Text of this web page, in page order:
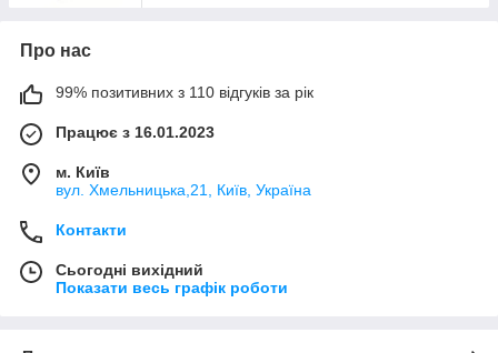
Про нас
99% позитивних з 110 відгуків за рік
Працює з 16.01.2023
м. Київ
вул. Хмельницька,21, Київ, Україна
Контакти
Сьогодні вихідний
Показати весь графік роботи